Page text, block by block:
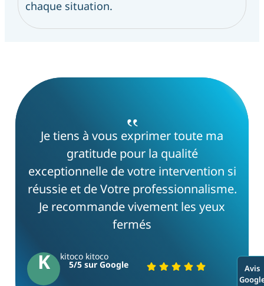
chaque situation.
‟
Je tiens à vous exprimer toute ma
gratitude pour la qualité
exceptionnelle de votre intervention si
réussie et de Votre professionnalisme.
Je recommande vivement les yeux
fermés
K kitoco kitoco
5/5 sur Google
Avis